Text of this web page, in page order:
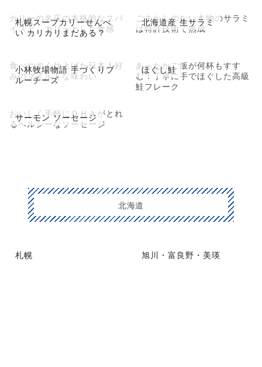
札幌スープカリーせんべ
い カリカリまだある？
カリーの名店の本格的なスパ
イスと、カリッとした食感
北海道産 生サラミ
ごまかしのない本物のサラミ
は特許技術で熟成
小林牧場物語 手づくりブ
ルーチーズ
食べやすく仕上げた日本人好
みのマイルドな味わい
ほぐし鮭
あったかご飯が何杯もすす
む！丁寧に手でほぐした高級
鮭フレーク
サーモン ソーセージ
おいしく手軽にＤＨＡがとれ
るヘルシーなソーセージ
北海道
札幌 旭川・富良野・美瑛